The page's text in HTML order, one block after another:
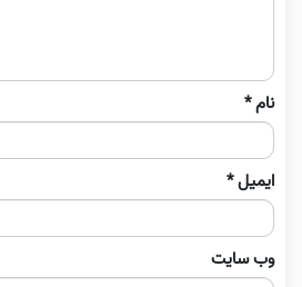
نام*
ایمیل*
وب‌ سایت